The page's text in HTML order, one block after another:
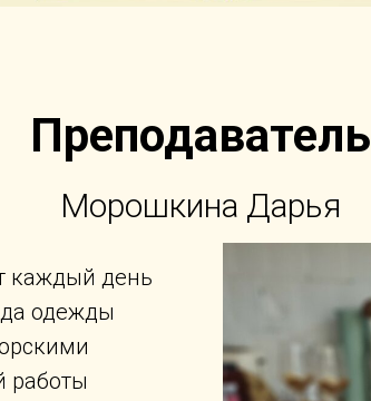
Преподаватель
Морошкина Дарья
каждый день
одежды
работы